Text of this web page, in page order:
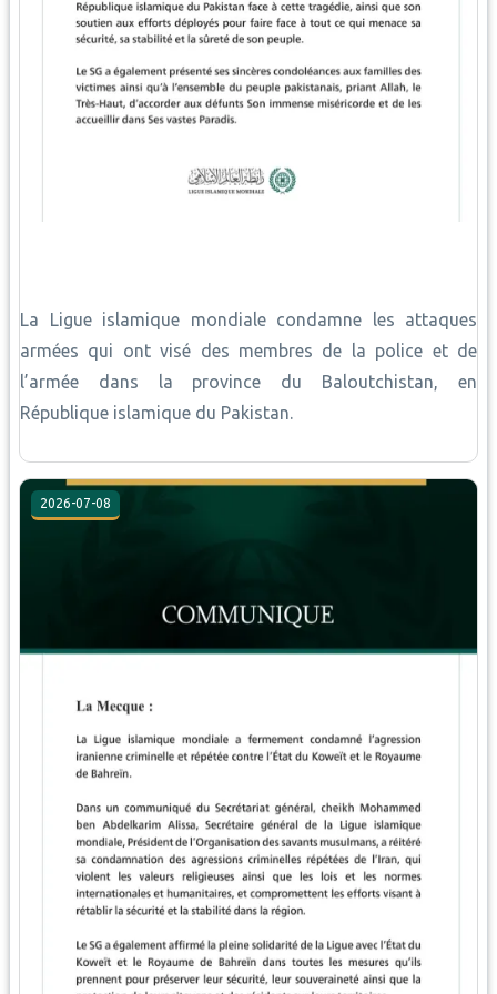
La Ligue islamique mondiale condamne les attaques
armées qui ont visé des membres de la police et de
l’armée dans la province du Baloutchistan, en
République islamique du Pakistan.
2026-07-08